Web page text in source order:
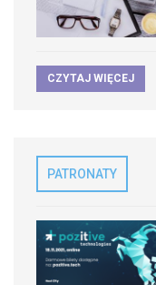
CZYTAJ WIĘCEJ
PATRONATY